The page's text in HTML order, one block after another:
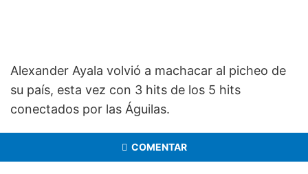
Alexander Ayala volvió a machacar al picheo de
su país, esta vez con 3 hits de los 5 hits
conectados por las Águilas.
COMENTAR